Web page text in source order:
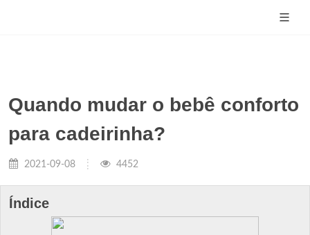
Quando mudar o bebê conforto
para cadeirinha?
2021-09-08 4452
Índice